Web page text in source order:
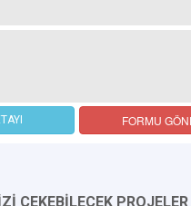
FORMU
ÇEKEBİLECEK PROJELER